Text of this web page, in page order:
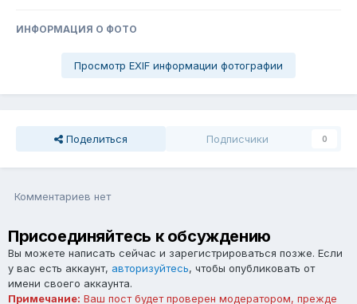
ИНФОРМАЦИЯ О ФОТО
Просмотр EXIF информации фотографии
Поделиться Подписчики 0
Комментариев нет
Присоединяйтесь к обсуждению
Вы можете написать сейчас и зарегистрироваться позже. Если
у вас есть аккаунт, авторизуйтесь, чтобы опубликовать от
имени своего аккаунта.
Примечание: Ваш пост будет проверен модератором, прежде